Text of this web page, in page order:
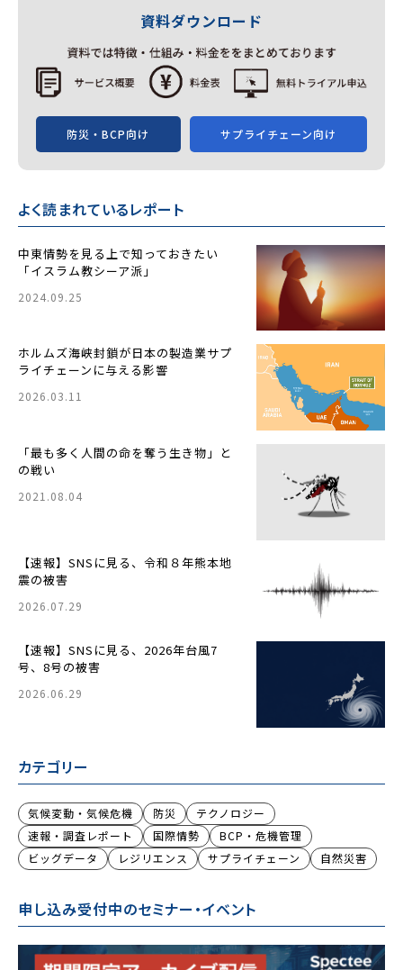
資料ダウンロード
防災・BCP向け サプライチェーン向け
よく読まれているレポート
中東情勢を見る上で知っておきたい
「イスラム教シーア派」
2024.09.25
ホルムズ海峡封鎖が日本の製造業サプ
ライチェーンに与える影響
2026.03.11
「最も多く人間の命を奪う生き物」と
の戦い
2021.08.04
【速報】SNSに見る、令和８年熊本地
震の被害
2026.07.29
【速報】SNSに見る、2026年台風7
号、8号の被害
2026.06.29
カテゴリー
気候変動・気候危機 防災
テクノロジー
速報・調査レポート
国際情勢
BCP・危機管理
ビッグデータ
レジリエンス サプライチェーン 自然災害
申し込み受付中のセミナー・イベント